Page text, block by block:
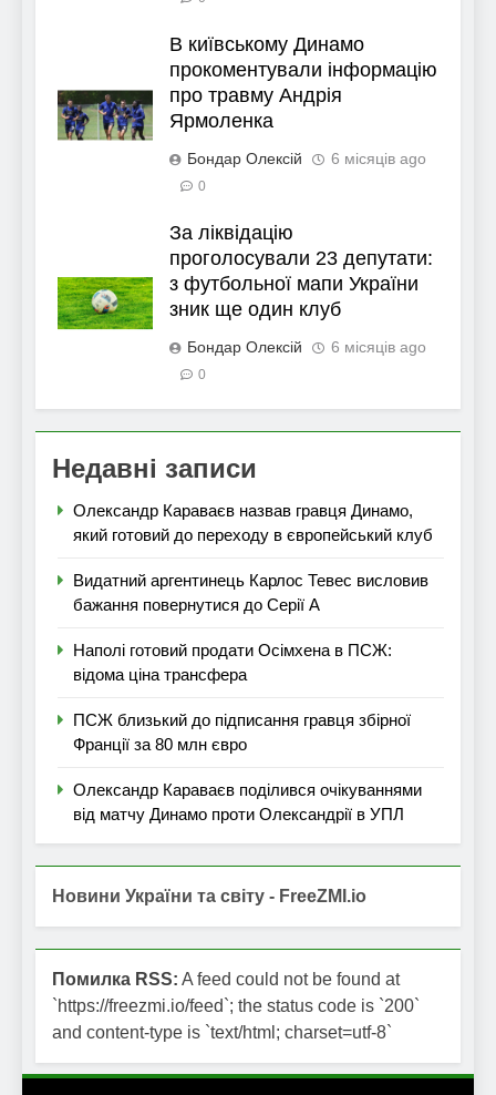
В київському Динамо
прокоментували інформацію
про травму Андрія
Ярмоленка
Бондар Олексій 6 місяців ago
0
За ліквідацію
проголосували 23 депутати:
з футбольної мапи України
зник ще один клуб
Бондар Олексій 6 місяців ago
0
Недавні записи
Олександр Караваєв назвав гравця Динамо,
який готовий до переходу в європейський клуб
Видатний аргентинець Карлос Тевес висловив
бажання повернутися до Серії А
Наполі готовий продати Осімхена в ПСЖ:
відома ціна трансфера
ПСЖ близький до підписання гравця збірної
Франції за 80 млн євро
Олександр Караваєв поділився очікуваннями
від матчу Динамо проти Олександрії в УПЛ
Новини України та світу - FreeZMI.io
Помилка RSS: A feed could not be found at
`https://freezmi.io/feed`; the status code is `200`
and content-type is `text/html; charset=utf-8`